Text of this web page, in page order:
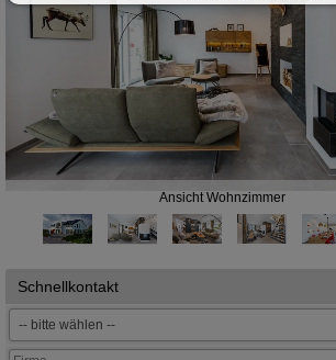
Ansicht Wohnzimmer
Schnellkontakt